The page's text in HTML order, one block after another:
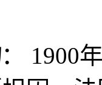
： 1900